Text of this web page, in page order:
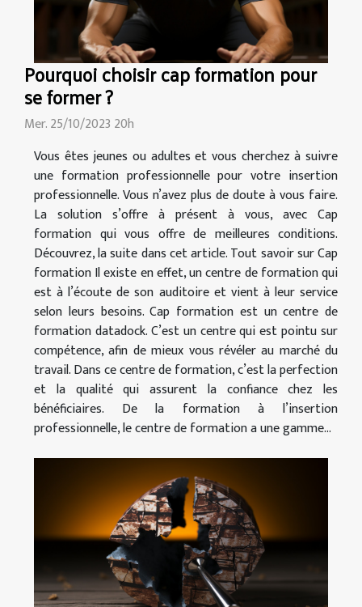
Pourquoi choisir cap formation pour
se former ?
Mer. 25/10/2023 20h
Vous êtes jeunes ou adultes et vous cherchez à suivre
une formation professionnelle pour votre insertion
professionnelle. Vous n’avez plus de doute à vous faire.
La solution s’offre à présent à vous, avec Cap
formation qui vous offre de meilleures conditions.
Découvrez, la suite dans cet article. Tout savoir sur Cap
formation Il existe en effet, un centre de formation qui
est à l’écoute de son auditoire et vient à leur service
selon leurs besoins. Cap formation est un centre de
formation datadock. C’est un centre qui est pointu sur
compétence, afin de mieux vous révéler au marché du
travail. Dans ce centre de formation, c’est la perfection
et la qualité qui assurent la confiance chez les
bénéficiaires. De la formation à l’insertion
professionnelle, le centre de formation a une gamme...